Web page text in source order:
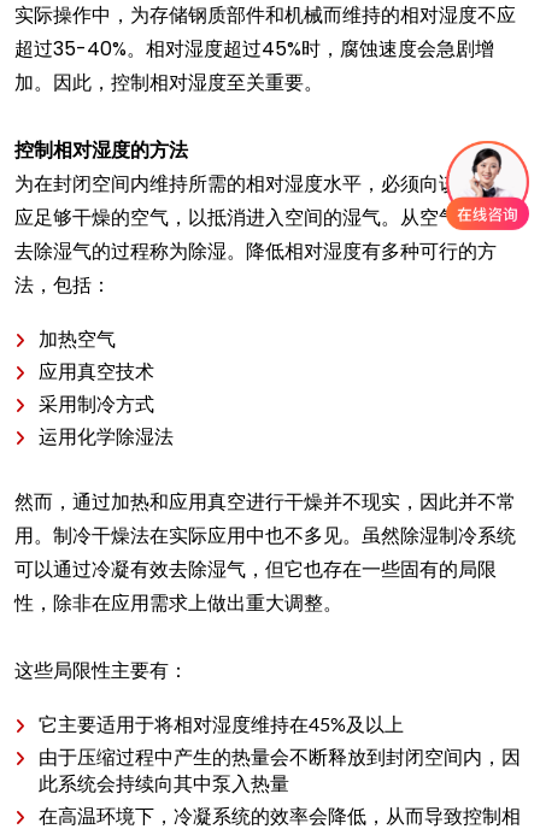
实际操作中，为存储钢质部件和机械而维持的相对湿度不应
超过35-40%。相对湿度超过45%时，腐蚀速度会急剧增
加。因此，控制相对湿度至关重要。
控制相对湿度的方法
为在封闭空间内维持所需的相对湿度水平，必须向该空间供
应足够干燥的空气，以抵消进入空间的湿气。从空气中物理
去除湿气的过程称为除湿。降低相对湿度有多种可行的方
法，包括：
加热空气
应用真空技术
采用制冷方式
运用化学除湿法
然而，通过加热和应用真空进行干燥并不现实，因此并不常
用。制冷干燥法在实际应用中也不多见。虽然除湿制冷系统
可以通过冷凝有效去除湿气，但它也存在一些固有的局限
性，除非在应用需求上做出重大调整。
这些局限性主要有：
它主要适用于将相对湿度维持在45%及以上
由于压缩过程中产生的热量会不断释放到封闭空间内，因
此系统会持续向其中泵入热量
在高温环境下，冷凝系统的效率会降低，从而导致控制相